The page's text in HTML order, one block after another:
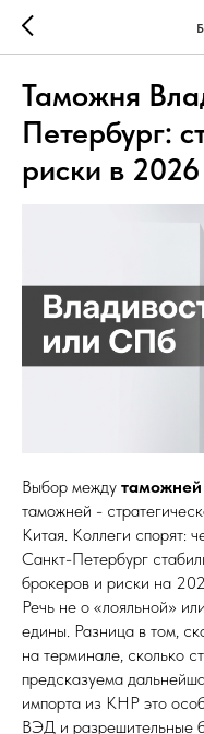
Таможня
Петербург:
риски в 2026
Выбор между таможней
таможней -
Китая. Коллеги спорят:
Санкт-Петербург
брокеров и риски на
Речь не о «лояльной»
едины. Разница в том,
на терминале, сколько
предсказуема
импорта из КНР это
ВЭД и разрешительные